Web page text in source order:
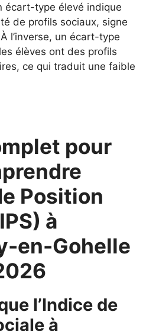
écart-type élevé indique
de profils sociaux, signe
l’inverse, un écart-type
élèves ont des profils
ce qui traduit une faible
pour
Position
à
en-Gohelle
l’Indice de
à